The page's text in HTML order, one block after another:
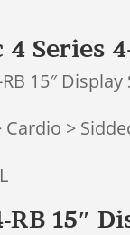
Series
15″
>
RB 15″